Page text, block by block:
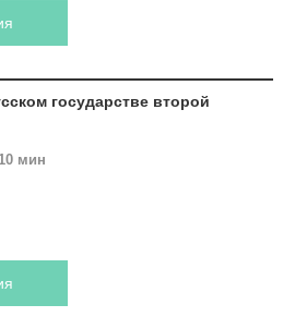
государстве второй
мин